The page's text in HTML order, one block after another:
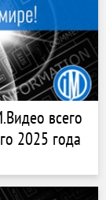
всего
2025 года